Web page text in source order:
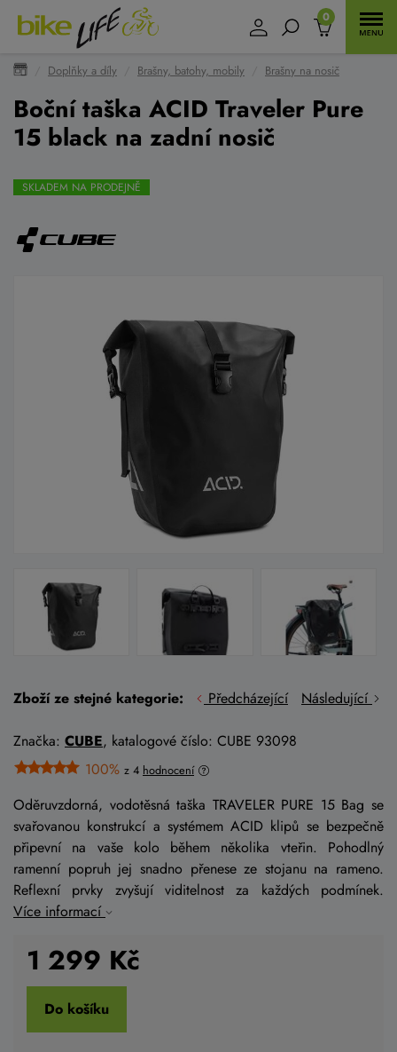
0
Doplňky a díly Brašny, batohy, mobily Brašny na nosič
Boční taška ACID Traveler Pure
15 black na zadní nosič
SKLADEM NA PRODEJNĚ
Zboží ze stejné kategorie: Předcházející Následující
Značka: CUBE, katalogové číslo: CUBE 93098
100% z 4 hodnocení
Oděruvzdorná, vodotěsná taška TRAVELER PURE 15 Bag se
svařovanou konstrukcí a systémem ACID klipů se bezpečně
připevní na vaše kolo během několika vteřin. Pohodlný
ramenní popruh jej snadno přenese ze stojanu na rameno.
Reflexní prvky zvyšují viditelnost za každých podmínek.
Více informací
1 299 Kč
Do košíku